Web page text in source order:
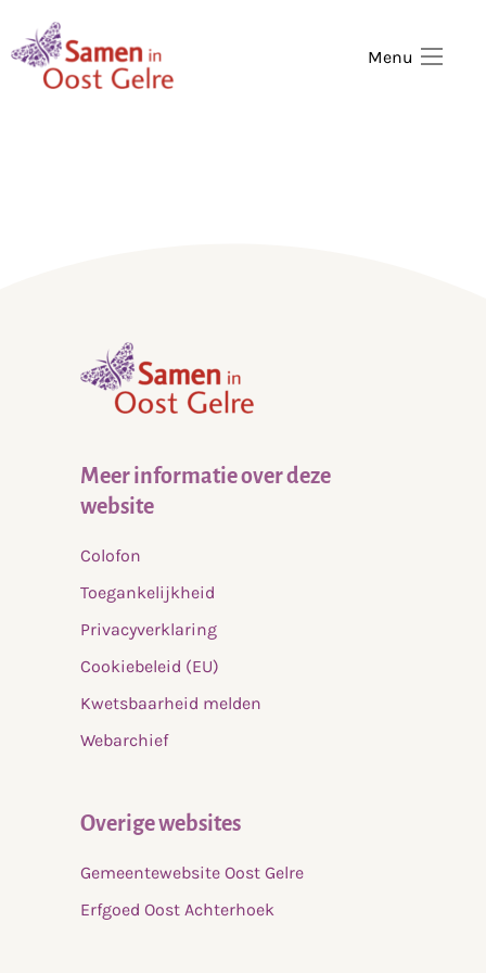
Menu
Meer informatie over deze
website
Colofon
Toegankelijkheid
Privacyverklaring
Cookiebeleid (EU)
Kwetsbaarheid melden
Webarchief
Overige websites
Gemeentewebsite Oost Gelre
Erfgoed Oost Achterhoek